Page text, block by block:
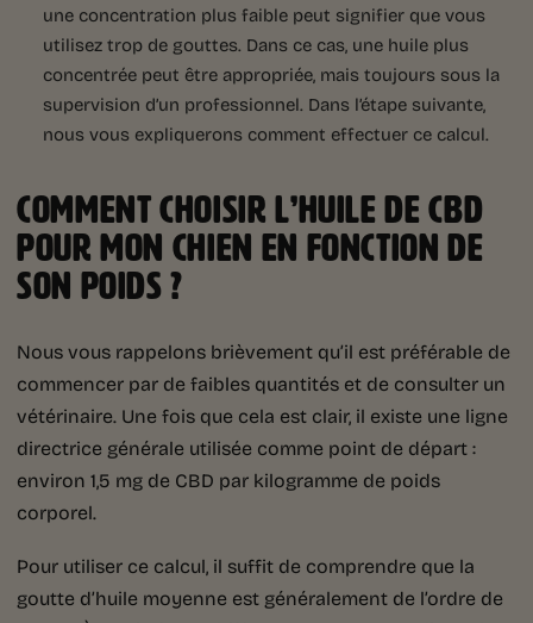
une concentration plus faible peut signifier que vous
utilisez trop de gouttes. Dans ce cas, une huile plus
concentrée peut être appropriée, mais toujours sous la
supervision d’un professionnel. Dans l’étape suivante,
nous vous expliquerons comment effectuer ce calcul.
COMMENT CHOISIR L’HUILE DE CBD
POUR MON CHIEN EN FONCTION DE
SON POIDS ?
Nous vous rappelons brièvement qu’il est préférable de
commencer par de faibles quantités et de consulter un
vétérinaire. Une fois que cela est clair, il existe une ligne
directrice générale utilisée comme point de départ :
environ 1,5 mg de CBD par kilogramme de poids
corporel.
Pour utiliser ce calcul, il suffit de comprendre que la
goutte d’huile moyenne est généralement de l’ordre de